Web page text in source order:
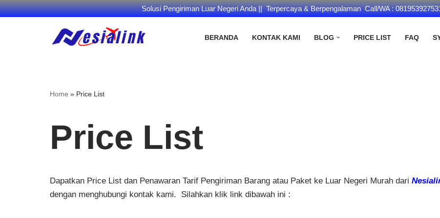
Solusi Pengiriman Luar Negeri Anda || Terpercaya & Berpengalaman Call/WA :
BERANDA KONTAK KAMI BLOG PRICE LIST FAQ
Home » Price List
Price List
Dapatkan Price List dan Penawaran Tarif Pengiriman Barang atau Paket ke Luar Negeri Murah dari
dengan menghubungi kontak kami. Silahkan klik link dibawah ini :